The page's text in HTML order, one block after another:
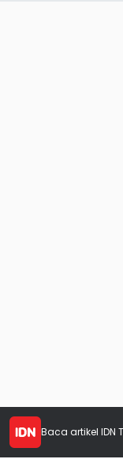
Baca artikel IDN